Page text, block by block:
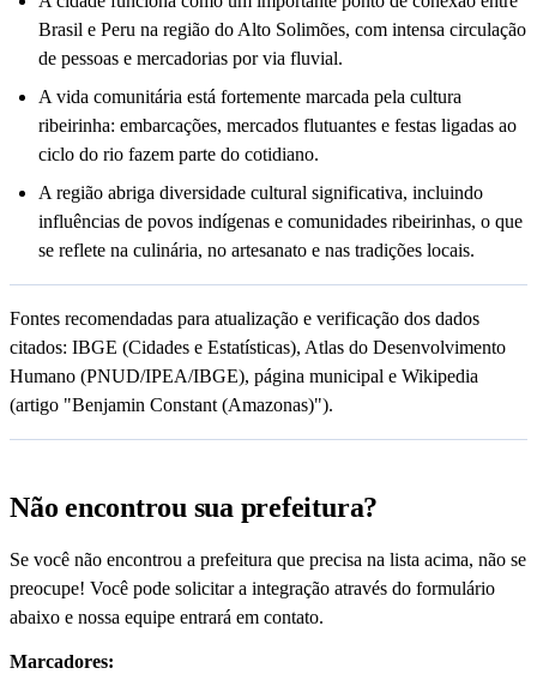
Brasil e Peru na região do Alto Solimões, com intensa circulação
de pessoas e mercadorias por via fluvial.
A vida comunitária está fortemente marcada pela cultura
ribeirinha: embarcações, mercados flutuantes e festas ligadas ao
ciclo do rio fazem parte do cotidiano.
A região abriga diversidade cultural significativa, incluindo
influências de povos indígenas e comunidades ribeirinhas, o que
se reflete na culinária, no artesanato e nas tradições locais.
Fontes recomendadas para atualização e verificação dos dados
citados: IBGE (Cidades e Estatísticas), Atlas do Desenvolvimento
Humano (PNUD/IPEA/IBGE), página municipal e Wikipedia
(artigo "Benjamin Constant (Amazonas)").
Não encontrou sua prefeitura?
Se você não encontrou a prefeitura que precisa na lista acima, não se
preocupe! Você pode solicitar a integração através do formulário
abaixo e nossa equipe entrará em contato.
Marcadores: